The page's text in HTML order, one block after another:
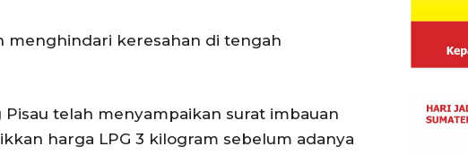
menghindari keresahan di tengah
telah menyampaikan surat imbauan
harga LPG 3 kilogram sebelum adanya